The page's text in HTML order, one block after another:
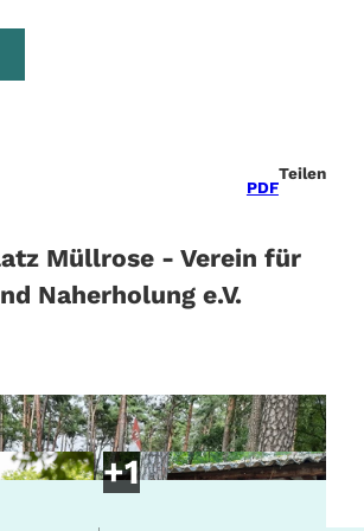
PDF
Teilen
Müllrose - Verein für
Naherholung e.V.